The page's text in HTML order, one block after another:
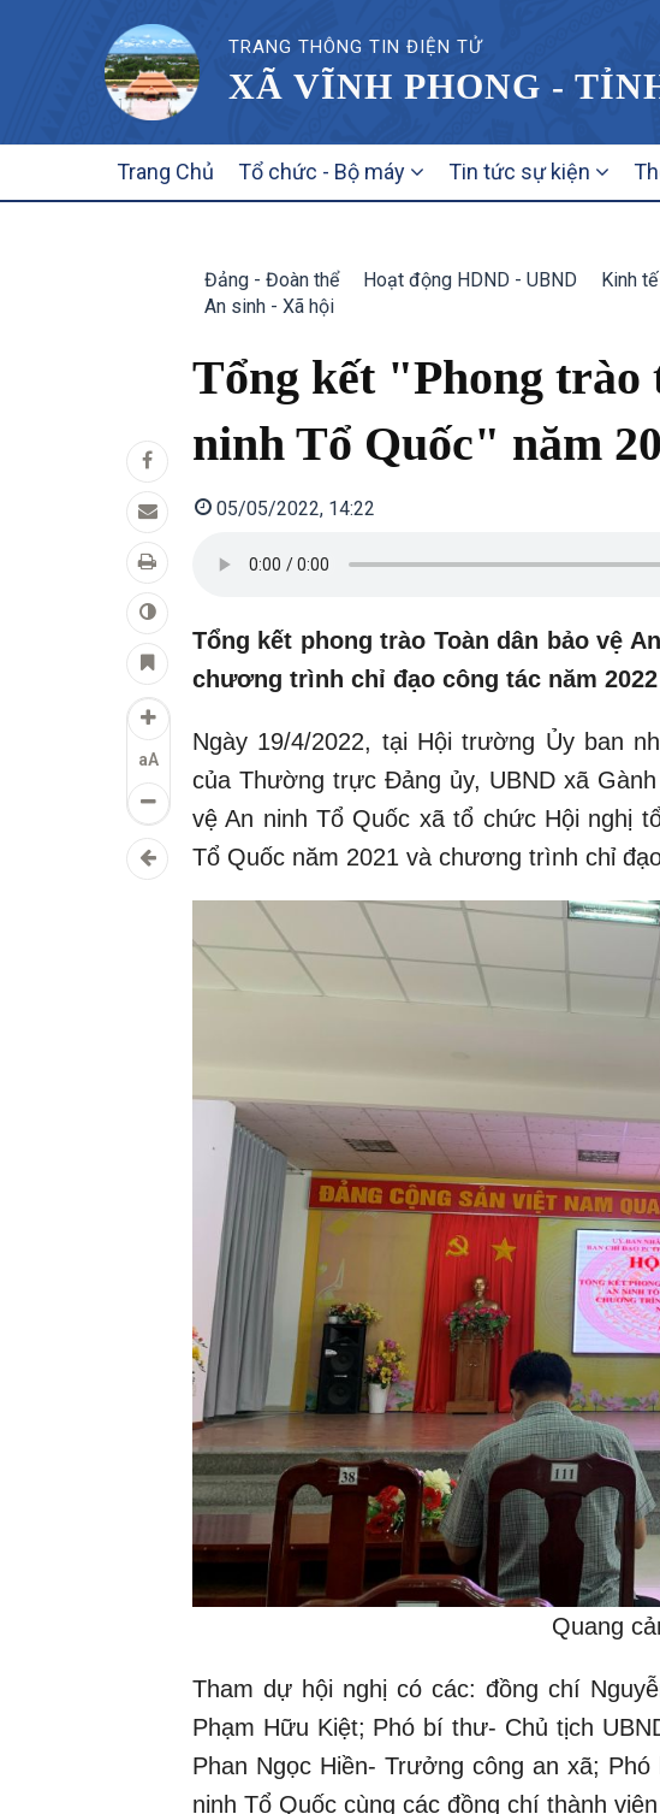
TRANG THÔNG TIN ĐIỆN TỬ
XÃ VĨNH PHONG -
NAVIGATION
Trang Chủ Tổ chức - Bộ máy Tin tức sự kiện
aA
Đảng - Đoàn thể Hoạt động HDND - UBND Kinh
An sinh - Xã hội
Tổng kết "Phong trào
ninh Tổ Quốc" năm
05/05/2022, 14:22
Tổng kết phong trào Toàn dân bảo vệ
chương trình chỉ đạo công tác năm 2022
Ngày 19/4/2022, tại Hội trường Ủy ban
của Thường trực Đảng ủy, UBND xã
vệ An ninh Tổ Quốc xã tổ chức Hội nghị
Tổ Quốc năm 2021 và chương trình chỉ
Quang
Tham dự hội nghị có các: đồng chí
Phạm Hữu Kiệt; Phó bí thư- Chủ tịch
Phan Ngọc Hiền- Trưởng công an xã;
ninh Tổ Quốc cùng các đồng chí thành